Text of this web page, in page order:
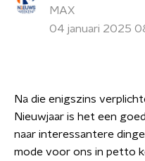
MAX
04 januari 2025
Na die enigszins
Nieuwjaar is het een
naar interessantere
mode voor ons in petto